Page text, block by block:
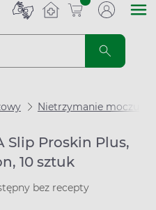
sztuk
Nietrzymanie moczu
Slip Proskin Plus,
10 sztuk
bez recepty